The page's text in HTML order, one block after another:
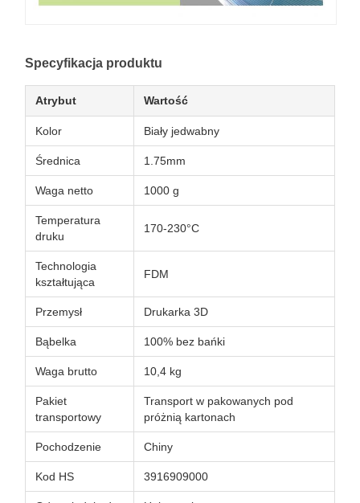
Specyfikacja produktu
Atrybut Wartość
Kolor Biały jedwabny
Średnica 1.75mm
Waga netto 1000 g
Temperatura
druku
170-230°C
Technologia
kształtująca
FDM
Przemysł Drukarka 3D
Bąbelka 100% bez bańki
Waga brutto 10,4 kg
Pakiet
transportowy
Transport w pakowanych pod
próżnią kartonach
Pochodzenie Chiny
Kod HS 3916909000